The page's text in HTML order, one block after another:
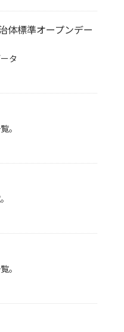
体標準オープンデー
タ
。
。